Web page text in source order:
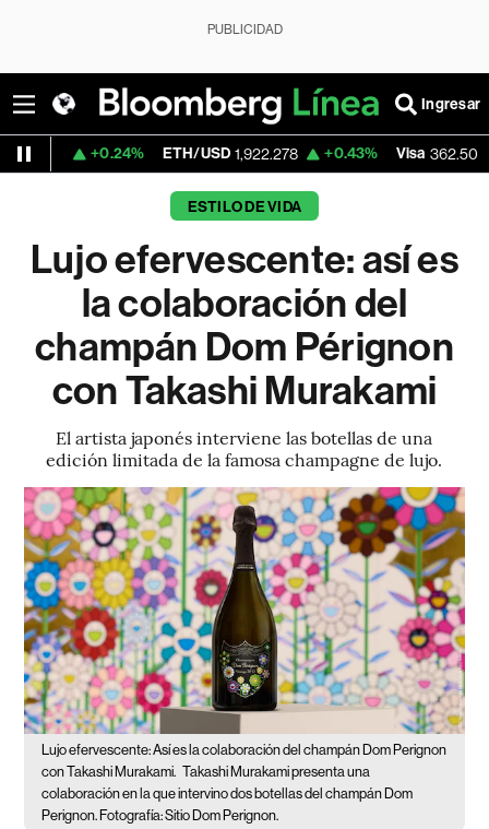
PUBLICIDAD
Ingresar
ETH/USD 1,922.278 +0.43% Visa 362.50 -2.15%
ESTILO DE VIDA
Lujo efervescente: así es
la colaboración del
champán Dom Pérignon
con Takashi Murakami
El artista japonés interviene las botellas de una
edición limitada de la famosa champagne de lujo.
Lujo efervescente: Así es la colaboración del champán Dom Perignon
con Takashi Murakami. Takashi Murakami presenta una
colaboración en la que intervino dos botellas del champán Dom
Perignon. Fotografía: Sitio Dom Perignon.